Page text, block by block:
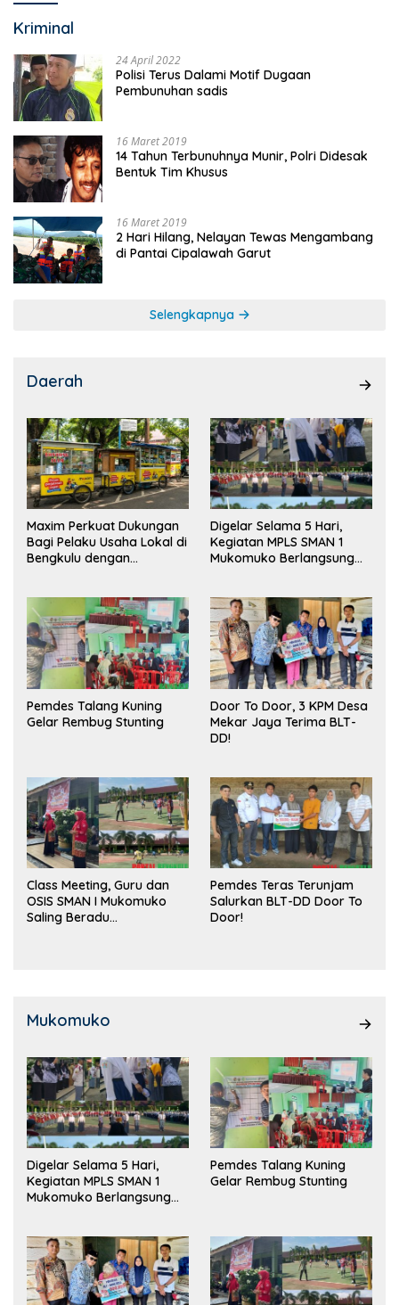
Kriminal
24 April 2022
Polisi Terus Dalami Motif Dugaan
Pembunuhan sadis
16 Maret 2019
14 Tahun Terbunuhnya Munir, Polri Didesak
Bentuk Tim Khusus
16 Maret 2019
2 Hari Hilang, Nelayan Tewas Mengambang
di Pantai Cipalawah Garut
Selengkapnya
Daerah
Maxim Perkuat Dukungan
Bagi Pelaku Usaha Lokal di
Bengkulu dengan
Pasar
Digelar Selama 5 Hari,
Kegiatan MPLS SMAN 1
Mukomuko Berlangsung
Pemdes Talang Kuning
Gelar Rembug Stunting
Door To Door, 3 KPM Desa
Mekar Jaya Terima BLT-
DD!
Class Meeting, Guru dan
OSIS SMAN I Mukomuko
Saling Beradu
Pemdes Teras Terunjam
Salurkan BLT-DD Door To
Door!
Mukomuko
Digelar Selama 5 Hari,
Kegiatan MPLS SMAN 1
Mukomuko Berlangsung
Pemdes Talang Kuning
Gelar Rembug Stunting